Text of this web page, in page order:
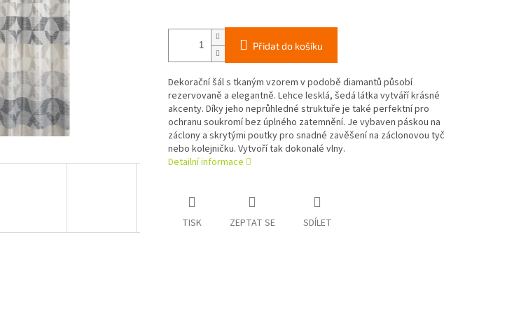
Přidat do košíku
Dekorační šál s tkaným vzorem v podobě diamantů působí
rezervovaně a elegantně. Lehce lesklá, šedá látka vytváří krásné
akcenty. Díky jeho neprůhledné struktuře je také perfektní pro
ochranu soukromí bez úplného zatemnění. Je vybaven páskou na
záclony a skrytými poutky pro snadné zavěšení na záclonovou tyč
nebo kolejničku. Vytvoří tak dokonalé vlny.
Detailní informace
TISK ZEPTAT SE SDÍLET